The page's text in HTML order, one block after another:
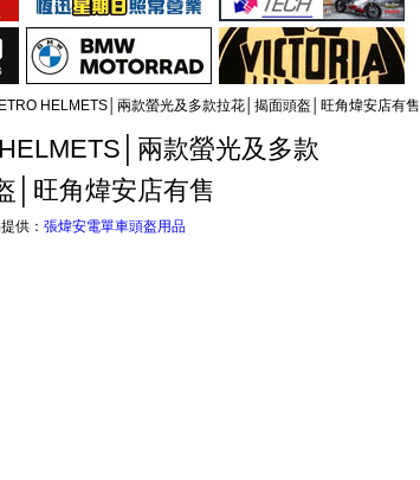
HELMETS│兩款螢光及多款拉花│揭面頭盔│旺角煒安店有售
兩款螢光及多款
│旺角煒安店有售
供： 張煒安電單車頭盔用品